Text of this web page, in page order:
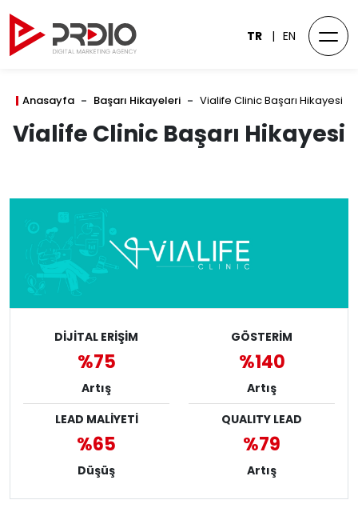
TR EN
Anasayfa Başarı Hikayeleri Vialife Clinic Başarı Hikayesi
Vialife Clinic Başarı Hikayesi
DİJİTAL ERİŞİM
%75
Artış
GÖSTERİM
%140
Artış
LEAD MALİYETİ
%65
Düşüş
QUALITY LEAD
%79
Artış